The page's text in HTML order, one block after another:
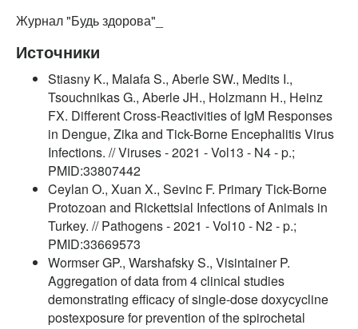
Журнал "Будь здорова"_
Источники
Stiasny K., Malafa S., Aberle SW., Medits I.,
Tsouchnikas G., Aberle JH., Holzmann H., Heinz
FX. Different Cross-Reactivities of IgM Responses
in Dengue, Zika and Tick-Borne Encephalitis Virus
Infections. // Viruses - 2021 - Vol13 - N4 - p.;
PMID:33807442
Ceylan O., Xuan X., Sevinc F. Primary Tick-Borne
Protozoan and Rickettsial Infections of Animals in
Turkey. // Pathogens - 2021 - Vol10 - N2 - p.;
PMID:33669573
Wormser GP., Warshafsky S., Visintainer P.
Aggregation of data from 4 clinical studies
demonstrating efficacy of single-dose doxycycline
postexposure for prevention of the spirochetal